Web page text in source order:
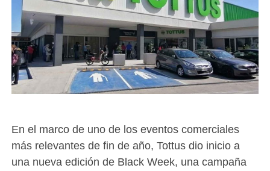
En el marco de uno de los eventos comerciales
más relevantes de fin de año, Tottus dio inicio a
una nueva edición de Black Week, una campaña